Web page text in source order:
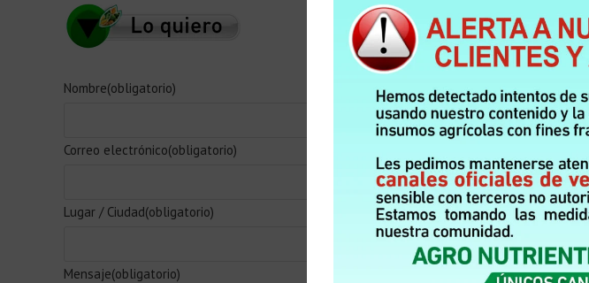
Nombre(obligatorio)
Correo electrónico(obligatorio)
Lugar / Ciudad(obligatorio)
Mensaje(obligatorio)